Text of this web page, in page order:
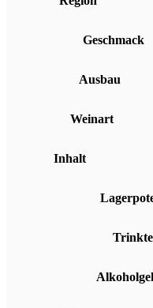
Geschmack
Ausbau
Weinart
Inhalt